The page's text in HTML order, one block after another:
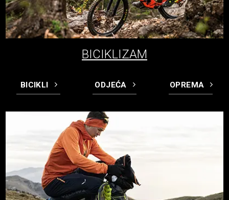
BICIKLIZAM
BICIKLI ODJEĆA OPREMA